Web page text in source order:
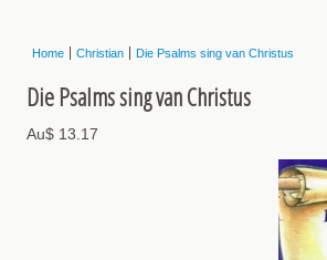
Home Christian Die Psalms sing van Christus
Die Psalms sing van Christus
Au$ 13.17